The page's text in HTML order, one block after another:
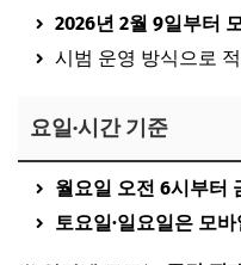
2026년 2월 9일부터
시범 운영 방식으로
요일·시간 기준
월요일 오전 6시부터
토요일·일요일은 모